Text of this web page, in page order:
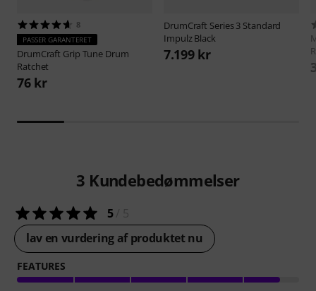
8
PASSER GARANTERET
DrumCraft Grip Tune Drum
Ratchet
76 kr
DrumCraft Series 3 Standard
Impulz Black
7.199 kr
3 Kundebedømmelser
5/ 5
lav en vurdering af produktet nu
FEATURES